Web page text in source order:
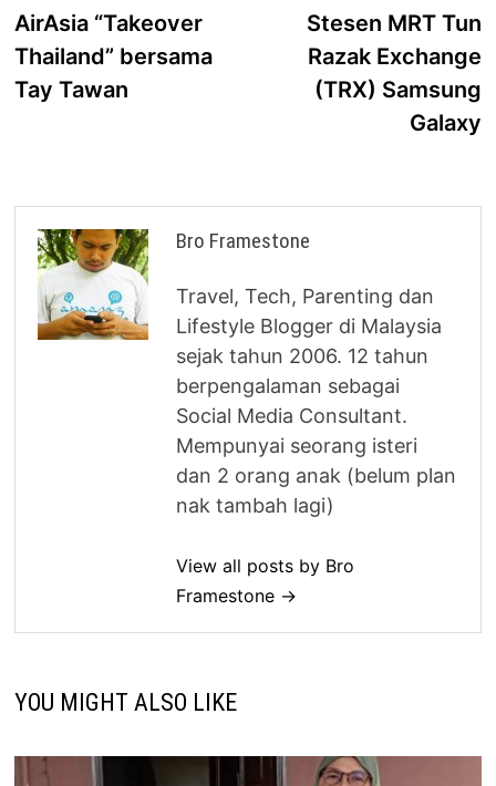
navigationpost:
AirAsia “Takeover
Thailand” bersama
Tay Tawan
Stesen MRT Tun
Razak Exchange
(TRX) Samsung
Galaxy
Bro Framestone
Travel, Tech, Parenting dan
Lifestyle Blogger di Malaysia
sejak tahun 2006. 12 tahun
berpengalaman sebagai
Social Media Consultant.
Mempunyai seorang isteri
dan 2 orang anak (belum plan
nak tambah lagi)
View all posts by Bro
Framestone →
YOU MIGHT ALSO LIKE